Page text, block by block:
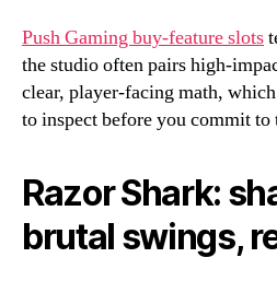
Push Gaming buy-feature slots
the studio often pairs high-
clear, player-facing math,
to inspect before you commit to
Razor Shark:
brutal swings,